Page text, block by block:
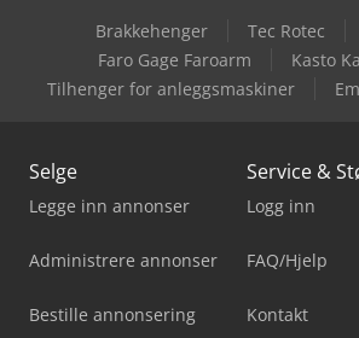
Brakkehenger Tec Rotec
Faro Gage Faroarm
Kasto
Tilhenger for anleggsmaskiner
Selge
Legge inn annonser
Administrere annonser
Bestille annonsering
Service &
Logg inn
FAQ/Hjelp
Kontakt